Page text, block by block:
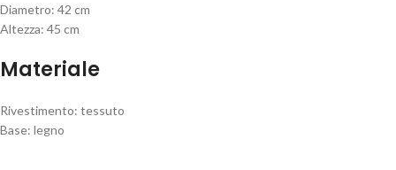
Diametro: 42 cm
Altezza: 45 cm
Materiale
Rivestimento: tessuto
Base: legno